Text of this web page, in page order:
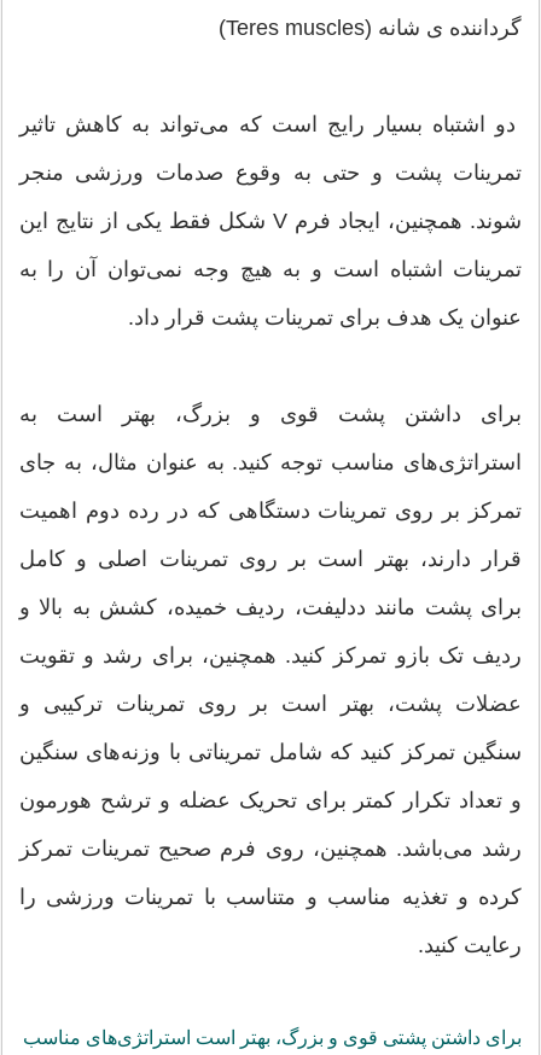
گرداننده ی شانه (Teres muscles)
دو اشتباه بسیار رایج است که می‌تواند به کاهش تاثیر
تمرینات پشت و حتی به وقوع صدمات ورزشی منجر
شوند. همچنین، ایجاد فرم V شکل فقط یکی از نتایج این
تمرینات اشتباه است و به هیچ وجه نمی‌توان آن را به
عنوان یک هدف برای تمرینات پشت قرار داد.
برای داشتن پشت قوی و بزرگ، بهتر است به
استراتژی‌های مناسب توجه کنید. به عنوان مثال، به جای
تمرکز بر روی تمرینات دستگاهی که در رده دوم اهمیت
قرار دارند، بهتر است بر روی تمرینات اصلی و کامل
برای پشت مانند ددلیفت، ردیف خمیده، کشش به بالا و
ردیف تک بازو تمرکز کنید. همچنین، برای رشد و تقویت
عضلات پشت، بهتر است بر روی تمرینات ترکیبی و
سنگین تمرکز کنید که شامل تمریناتی با وزنه‌های سنگین
و تعداد تکرار کمتر برای تحریک عضله و ترشح هورمون
رشد می‌باشد. همچنین، روی فرم صحیح تمرینات تمرکز
کرده و تغذیه مناسب و متناسب با تمرینات ورزشی را
رعایت کنید.
برای داشتن پشتی قوی و بزرگ، بهتر است استراتژی‌های مناسب